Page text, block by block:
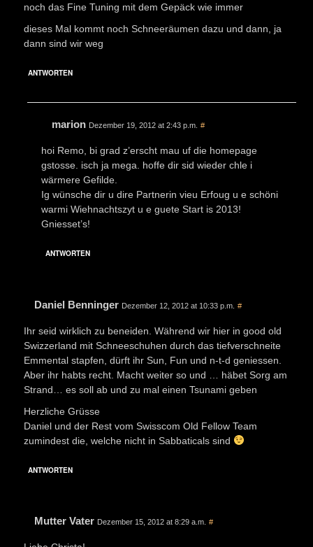
noch das Fine Tuning mit dem Gepäck wie immer
dieses Mal kommt noch Schneeräumen dazu und dann, ja
dann sind wir weg
ANTWORTEN
marion Dezember 19, 2012 at 2:43 p.m. #
hoi Remo, bi grad z’erscht mau uf die homepage
gstosse. isch ja mega. hoffe dir sid wieder chle i
wärmere Gefilde.
Ig wünsche dir u dire Partnerin vieu Erfoug u e schöni
warmi Wiehnachtszyt u e guete Start is 2013!
Gniesset’s!
ANTWORTEN
Daniel Benninger Dezember 12, 2012 at 10:33 p.m. #
Ihr seid wirklich zu beneiden. Während wir hier in good old
Swizzerland mit Schneeschuhen durch das tiefverschneite
Emmental stapfen, dürft ihr Sun, Fun und n-t-d geniessen.
Aber ihr habts recht. Macht weiter so und … häbet Sorg am
Strand… es soll ab und zu mal einen Tsunami geben
Herzliche Grüsse
Daniel und der Rest vom Swisscom Old Fellow Team
zumindest die, welche nicht in Sabbaticals sind
ANTWORTEN
Mutter Vater Dezember 15, 2012 at 8:29 a.m. #